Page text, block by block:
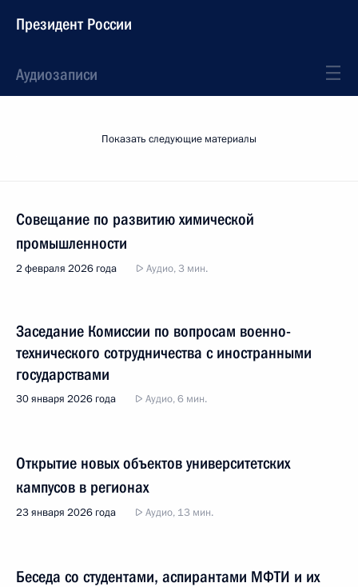
Президент России
Аудиозаписи
Показать следующие материалы
Совещание по развитию химической
промышленности
2 февраля 2026 года Аудио, 3 мин.
Заседание Комиссии по вопросам военно-
технического сотрудничества с иностранными
государствами
30 января 2026 года Аудио, 6 мин.
Открытие новых объектов университетских
кампусов в регионах
23 января 2026 года Аудио, 13 мин.
Беседа со студентами, аспирантами МФТИ и их